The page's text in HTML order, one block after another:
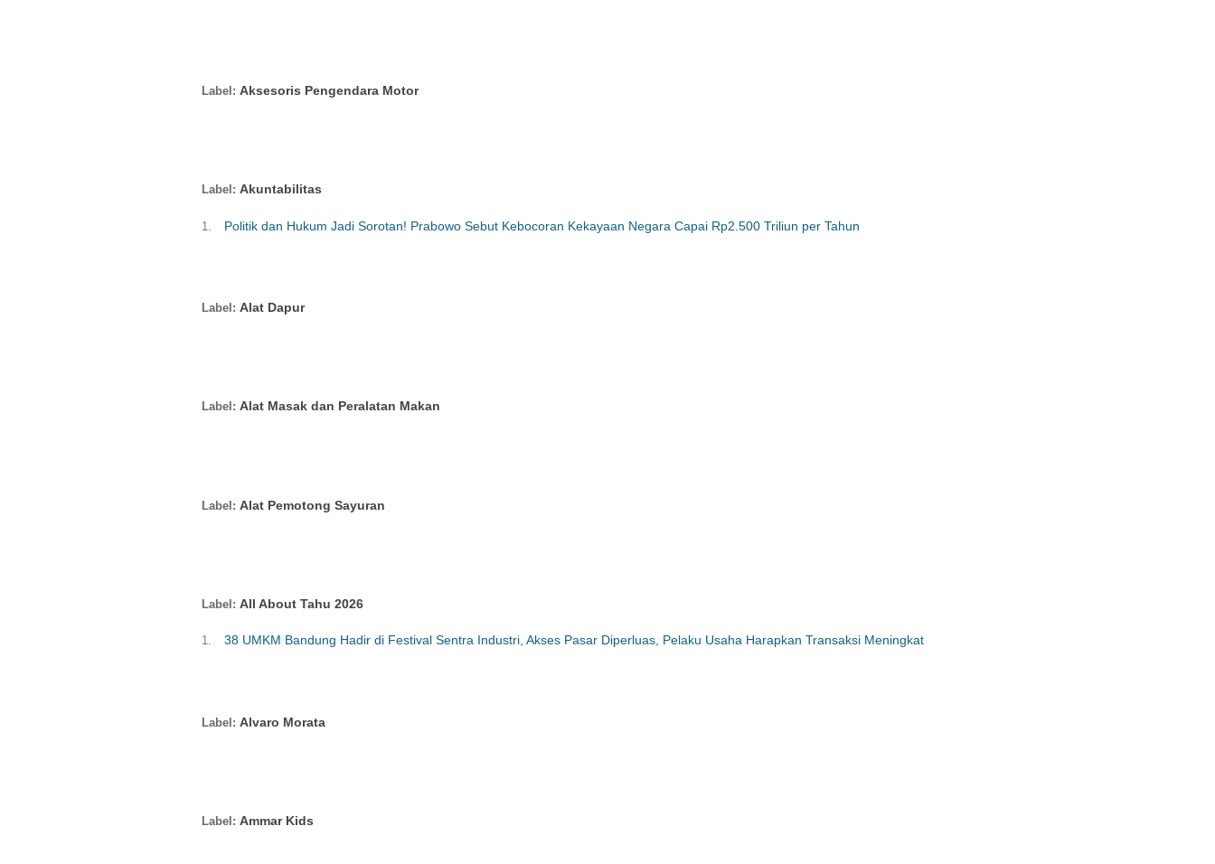
Aksesoris Pengendara Motor
Akuntabilitas
Politik dan Hukum Jadi Sorotan! Prabowo Sebut Kebocoran Kekayaan Negara Capai Rp2.500 Triliun per Tahun
Alat Dapur
Alat Masak dan Peralatan Makan
Alat Pemotong Sayuran
All About Tahu 2026
38 UMKM Bandung Hadir di Festival Sentra Industri, Akses Pasar Diperluas, Pelaku Usaha Harapkan Transaksi Meningkat
Alvaro Morata
Ammar Kids